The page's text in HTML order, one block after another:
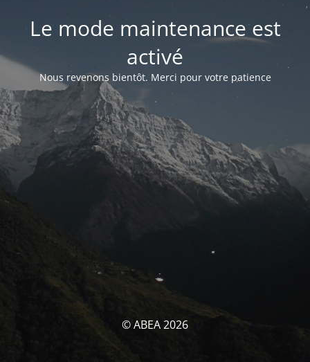
Le mode maintenance est
activé
Nous revenons bientôt. Merci pour votre patience
© ABEA 2026